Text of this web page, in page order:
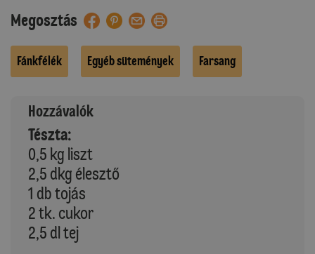
Megosztás
Fánkfélék Egyéb sütemények Farsang
Hozzávalók
Tészta:
0,5 kg liszt
2,5 dkg élesztő
1 db tojás
2 tk. cukor
2,5 dl tej